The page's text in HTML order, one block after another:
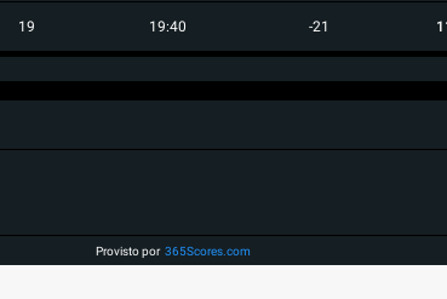
19 19:40 -21
Provisto por 365Scores.com